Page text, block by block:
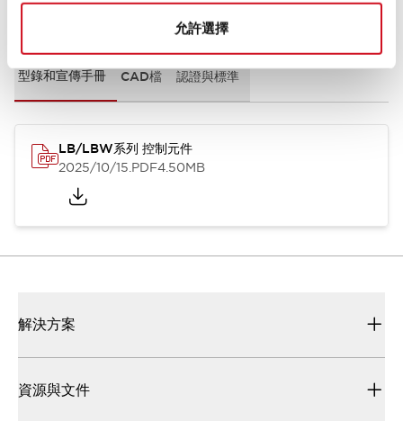
允許選擇
文件和檔案
型錄和宣傳手冊 CAD檔 認證與標準
LB/LBW系列 控制元件
2025/10/15.PDF4.50MB
解決方案
資源與文件